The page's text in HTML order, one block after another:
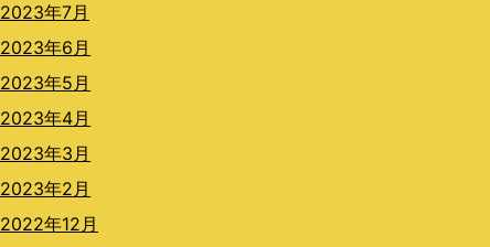
2023年7月
2023年6月
2023年5月
2023年4月
2023年3月
2023年2月
2022年12月